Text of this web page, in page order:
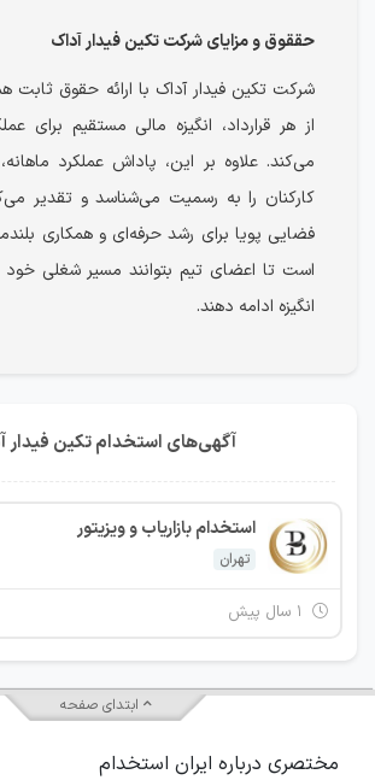
حققوق و مزایای شرکت تکین فیدار آداک
شرکت تکین فیدار آداک با ارائه حقوق ثابت
از هر قرارداد، انگیزه مالی مستقیم برای
می‌کند. علاوه بر این، پاداش عملکرد
کارکنان را به رسمیت می‌شناسد و تقدیر
فضایی پویا برای رشد حرفه‌ای و همکاری
است تا اعضای تیم بتوانند مسیر شغلی خود
انگیزه ادامه دهند.
آگهی‌های استخدام تکین فیدار
استخدام بازاریاب و ویزیتور
تهران
ابتدای صفحه
مختصری درباره ایران استخدام